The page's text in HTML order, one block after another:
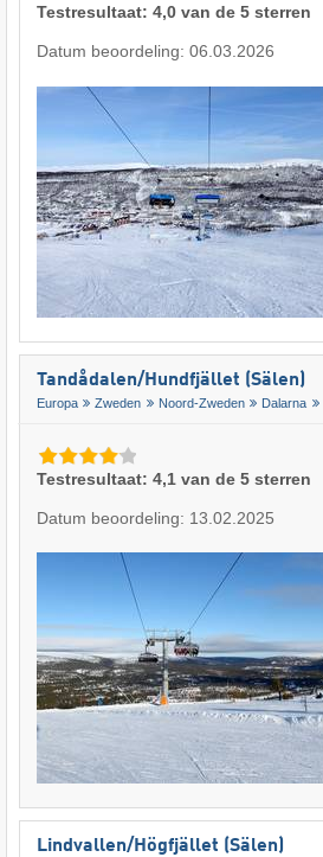
Testresultaat: 4,0 van de 5 sterren
Datum beoordeling: 06.03.2026
Tandådalen/​Hundfjället (Sälen)
Europa Zweden Noord-Zweden Dalarna
Testresultaat: 4,1 van de 5 sterren
Datum beoordeling: 13.02.2025
Lindvallen/​Högfjället (Sälen)